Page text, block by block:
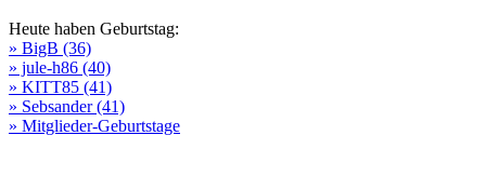
Heute haben Geburtstag:
» BigB (36)
» jule-h86 (40)
» KITT85 (41)
» Sebsander (41)
» Mitglieder-Geburtstage